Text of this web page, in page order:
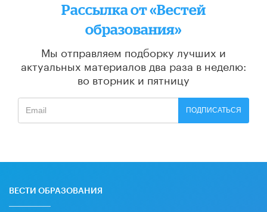
Рассылка от «Вестей
образования»
Мы отправляем подборку лучших и
актуальных материалов два раза в неделю:
во вторник и пятницу
ПОДПИСАТЬСЯ
ВЕСТИ ОБРАЗОВАНИЯ